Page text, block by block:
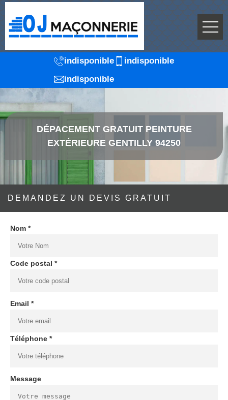
indisponible
indisponible
indisponible
DÉPACEMENT GRATUIT PEINTURE
EXTÉRIEURE GENTILLY 94250
DEMANDEZ UN DEVIS GRATUIT
Nom *
Code postal *
Email *
Téléphone *
Message